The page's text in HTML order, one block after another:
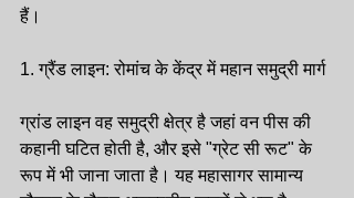
हैं।
1. ग्रैंड लाइन: रोमांच के केंद्र में महान समुद्री मार्ग
ग्रांड लाइन वह समुद्री क्षेत्र है जहां वन पीस की
कहानी घटित होती है, और इसे "ग्रेट सी रूट" के
रूप में भी जाना जाता है। यह महासागर सामान्य